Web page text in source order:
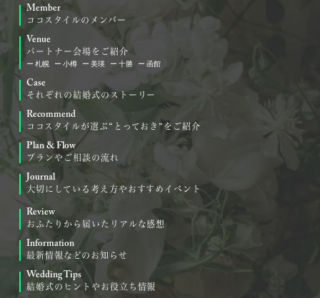
Member
ココスタイルのメンバー
Venue
パートナー会場をご紹介
札幌 小樽 美瑛 十勝 函館
Case
それぞれの結婚式のストーリー
Recommend
ココスタイルが選ぶ“とっておき”をご紹介
Plan & Flow
プランやご相談の流れ
Journal
大切にしている考え方やおすすめイベント
Review
おふたりから届いたリアルな感想
Information
最新情報などのお知らせ
Wedding Tips
結婚式のヒントやお役立ち情報